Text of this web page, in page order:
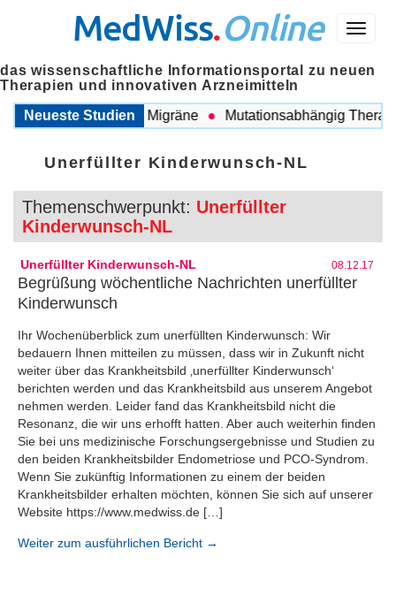
Menü
MedWiss.Online
das wissenschaftliche Informationsportal zu neuen
Therapien und innovativen Arzneimitteln
Neueste Studien
COPD und Migräne Mutationsabhängig
Unerfüllter Kinderwunsch-NL
Themenschwerpunkt: Unerfüllter
Kinderwunsch-NL
Unerfüllter Kinderwunsch-NL 08.12.17
Begrüßung wöchentliche Nachrichten unerfüllter
Kinderwunsch
Ihr Wochenüberblick zum unerfüllten Kinderwunsch: Wir
bedauern Ihnen mitteilen zu müssen, dass wir in Zukunft nicht
weiter über das Krankheitsbild ‚unerfüllter Kinderwunsch‘
berichten werden und das Krankheitsbild aus unserem Angebot
nehmen werden. Leider fand das Krankheitsbild nicht die
Resonanz, die wir uns erhofft hatten. Aber auch weiterhin finden
Sie bei uns medizinische Forschungsergebnisse und Studien zu
den beiden Krankheitsbilder Endometriose und PCO-Syndrom.
Wenn Sie zukünftig Informationen zu einem der beiden
Krankheitsbilder erhalten möchten, können Sie sich auf unserer
Website https://www.medwiss.de […]
Weiter zum ausführlichen Bericht →